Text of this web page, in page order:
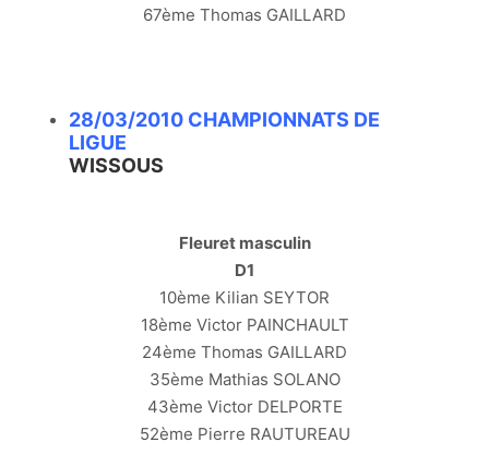
67ème Thomas GAILLARD
28/03/2010 CHAMPIONNATS DE
LIGUE
WISSOUS
Fleuret masculin
D1
10ème Kilian SEYTOR
18ème Victor PAINCHAULT
24ème Thomas GAILLARD
35ème Mathias SOLANO
43ème Victor DELPORTE
52ème Pierre RAUTUREAU